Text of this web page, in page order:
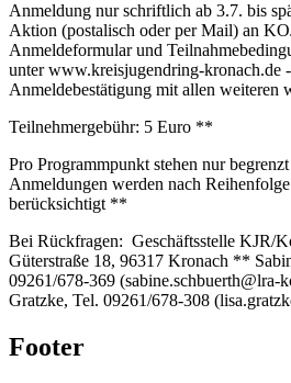
Anmeldung nur schriftlich ab 3.7. bis
Aktion (postalisch oder per Mail) an
Anmeldeformular und
unter www.kreisjugendring-kronach.de
Anmeldebestätigung mit allen weiteren
Teilnehmergebühr: 5 Euro **
Pro Programmpunkt stehen nur
Anmeldungen werden nach
berücksichtigt **
Bei Rückfragen: Geschäftsstelle KJR/
Güterstraße 18, 96317 Kronach **
09261/678-369 (sabine.schbuerth@lra-
Gratzke, Tel. 09261/678-308
Footer